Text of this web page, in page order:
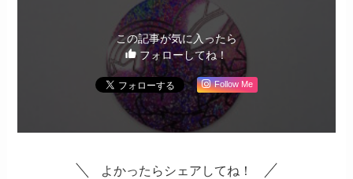
この記事が気に入ったら
フォローしてね！
Follow Me
よかったらシェアしてね！